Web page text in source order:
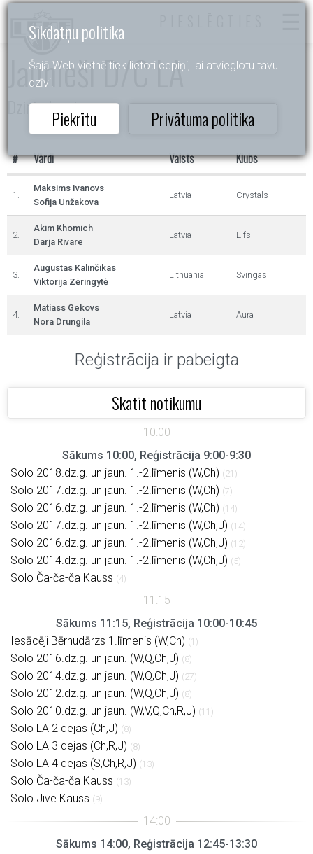
Sīkdatņu politika
Šajā Web vietnē tiek lietoti cepiņi, lai atvieglotu tavu
dzīvi.
Piekrītu Privātuma politika
Jaunieši D/C LA
Dzintarkrasts
# Vārdi Valsts Klubs
1.
Maksims Ivanovs
Sofija Unžakova
Latvia Crystals
2.
Akim Khomich
Darja Rivare
Latvia Elfs
3.
Augustas Kalinčikas
Viktorija Zėringytė
Lithuania Svingas
4.
Matiass Gekovs
Nora Drungila
Latvia Aura
Reģistrācija ir pabeigta
Skatīt notikumu
Sākums 10:00, Reģistrācija 9:00-9:30
Solo 2018.dz.g. un jaun. 1.-2.līmenis (W,Ch) (21)
Solo 2017.dz.g. un jaun. 1.-2.līmenis (W,Ch) (7)
Solo 2016.dz.g. un jaun. 1.-2.līmenis (W,Ch) (14)
Solo 2017.dz.g. un jaun. 1.-2.līmenis (W,Ch,J) (14)
Solo 2016.dz.g. un jaun. 1.-2.līmenis (W,Ch,J) (12)
Solo 2014.dz.g. un jaun. 1.-2.līmenis (W,Ch,J) (5)
Solo Ča-ča-ča Kauss (4)
Sākums 11:15, Reģistrācija 10:00-10:45
Iesācēji Bērnudārzs 1.līmenis (W,Ch) (1)
Solo 2016.dz.g. un jaun. (W,Q,Ch,J) (8)
Solo 2014.dz.g. un jaun. (W,Q,Ch,J) (27)
Solo 2012.dz.g. un jaun. (W,Q,Ch,J) (8)
Solo 2010.dz.g. un jaun. (W,V,Q,Ch,R,J) (11)
Solo LA 2 dejas (Ch,J) (8)
Solo LA 3 dejas (Ch,R,J) (8)
Solo LA 4 dejas (S,Ch,R,J) (13)
Solo Ča-ča-ča Kauss (13)
Solo Jive Kauss (9)
Sākums 14:00, Reģistrācija 12:45-13:30